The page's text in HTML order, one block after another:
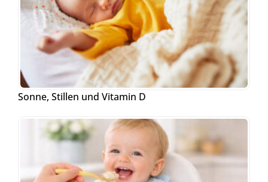
Sonne, Stillen und Vitamin D